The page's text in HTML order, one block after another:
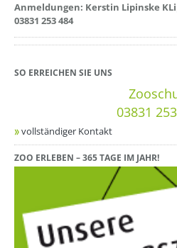
Anmeldungen: Kerstin Lipinske
03831 253 484
SO ERREICHEN SIE UNS
03831
vollständiger Kontakt
ZOO ERLEBEN – 365 TAGE IM JAHR!